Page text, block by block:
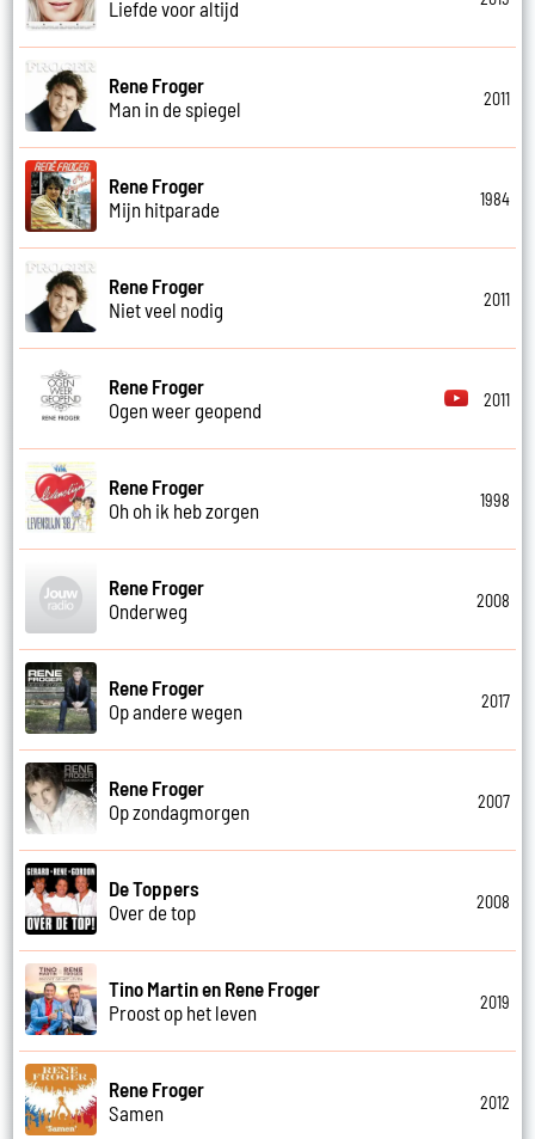
Liefde voor altijd
Rene Froger
Man in de spiegel
2011
Rene Froger
Mijn hitparade
1984
Rene Froger
Niet veel nodig
2011
Rene Froger
Ogen weer geopend
2011
Rene Froger
Oh oh ik heb zorgen
1998
Rene Froger
Onderweg
2008
Rene Froger
Op andere wegen
2017
Rene Froger
Op zondagmorgen
2007
De Toppers
Over de top
2008
Tino Martin en Rene Froger
Proost op het leven
2019
Rene Froger
Samen
2012